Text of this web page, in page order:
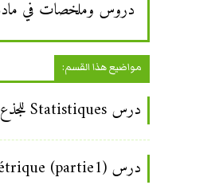
دروس وملخصات في مادة
مواضيع هذا القسم:
درس Statistiques للجذع المشترك الدولي
درس Calcul trigonométrique (partie1) للجذع المشترك الدولي